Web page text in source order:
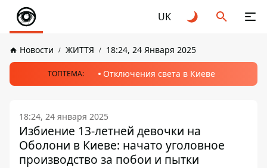
UK
Новости ЖИТТЯ 18:24, 24 Января 2025
ТОПТЕМА: Отключения света в Киеве
18:24, 24 января 2025
Избиение 13-летней девочки на
Оболони в Киеве: начато уголовное
производство за побои и пытки